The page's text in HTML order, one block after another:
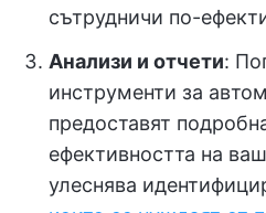
сътрудничи по-
Анализи и отчети:
инструменти за
предоставят
ефективността на
улеснява